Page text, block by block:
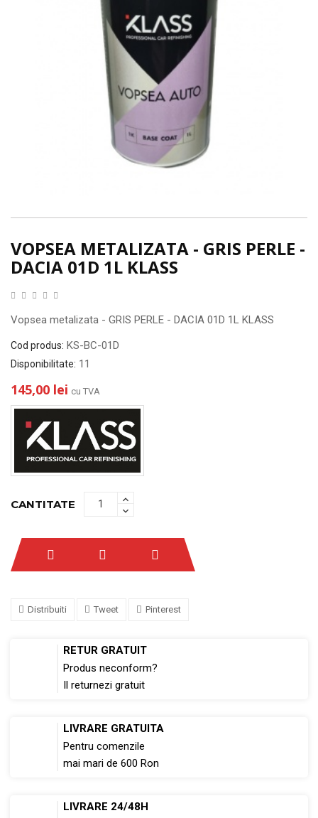
VOPSEA METALIZATA - GRIS PERLE -
DACIA 01D 1L KLASS
Vopsea metalizata - GRIS PERLE - DACIA 01D 1L KLASS
Cod produs: KS-BC-01D
Disponibilitate: 11
145,00 lei cu TVA
CANTITATE
Distribuiti Tweet Pinterest
RETUR GRATUIT
Produs neconform?
Il returnezi gratuit
LIVRARE GRATUITA
Pentru comenzile
mai mari de 600 Ron
LIVRARE 24/48H